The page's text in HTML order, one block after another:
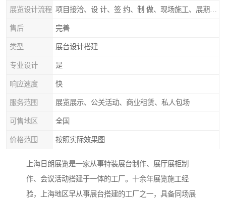
展览设计流程
售后 完善
类型 展台设计搭建
专业设计 是
响应速度 快
服务范围 展览展示、公关活动、商业租赁、私人包场
可售地区 全国
价格范围 按照实际效果图
上海日朗展览是一家从事特装展台制作、展厅展柜制
作、会议活动搭建于一体的工厂。十余年展览施工经
验，上海地区早从事展台搭建的工厂之一，具备同场展